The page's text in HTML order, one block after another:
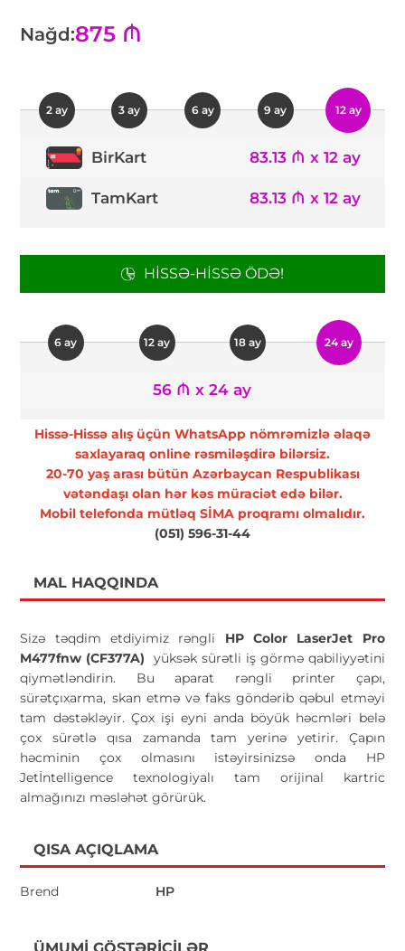
Nağd:875 ₼
2 ay 3 ay 6 ay 9 ay 12 ay
BirKart 83.13 ₼ x 12 ay
TamKart 83.13 ₼ x 12 ay
HISSƏ-HISSƏ ÖDƏ!
6 ay 12 ay 18 ay 24 ay
56 ₼ x 24 ay
Hissə-Hissə alış üçün WhatsApp nömrəmizlə əlaqə
saxlayaraq online rəsmiləşdirə bilərsiz.
20-70 yaş arası bütün Azərbaycan Respublikası
vətəndaşı olan hər kəs müraciət edə bilər.
Mobil telefonda mütləq SİMA proqramı olmalıdır.
(051) 596-31-44
MAL HAQQINDA
Sizə təqdim etdiyimiz rəngli HP Color LaserJet Pro
M477fnw (CF377A)
yüksək sürətli iş görmə qabiliyyətini
qiymətləndirin. Bu aparat rəngli printer çapı,
sürətçıxarma, skan etmə və faks göndərib qəbul etməyi
tam dəstəkləyir. Çox işi eyni anda böyük həcmləri belə
çox sürətlə qısa zamanda tam yerinə yetirir. Çapın
həcminin çox olmasını istəyirsinizsə onda HP
Jetİntelligence texnologiyalı tam orijinal kartric
almağınızı məsləhət görürük.
QISA AÇIQLAMA
Brend HP